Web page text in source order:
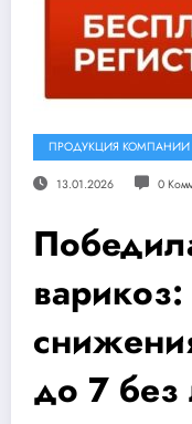
ПРОДУКЦИЯ КОМПАНИИ
13.01.2026 0
до 7 без